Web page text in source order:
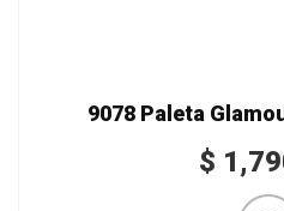
9078 Paleta
$